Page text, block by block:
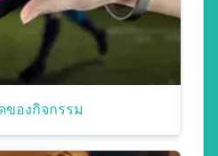
ของกิจกรรม